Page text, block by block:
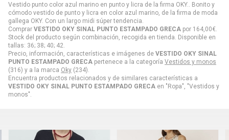
Vestido punto color azul marino en punto y licra de la firma OKY.. Bonito y
cómodo vestido de punto y licra en color azul marino, de la firma de moda
gallega OKY. Con un largo midi súper tendencia.
Comprar VESTIDO OKY SINAL PUNTO ESTAMPADO GRECA por 164,00€.
Stock del producto según combinación, recogida en tienda. Disponible en
tallas: 36; 38; 40; 42.
Precio, información, características e imágenes de VESTIDO OKY SINAL
PUNTO ESTAMPADO GRECA pertenece a la categoría Vestidos y monos
(316) y a la marca Oky (234).
Encuentra productos relacionados y de similares características a
VESTIDO OKY SINAL PUNTO ESTAMPADO GRECA en "Ropa", "Vestidos y
monos".